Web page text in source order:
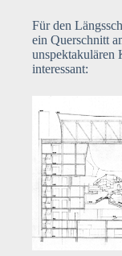
Für den
ein Querschnitt
unspektakulären
interessant: